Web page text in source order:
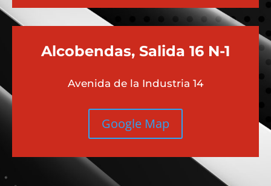
Alcobendas, Salida 16 N-1
Avenida de la Industria 14
Google Map